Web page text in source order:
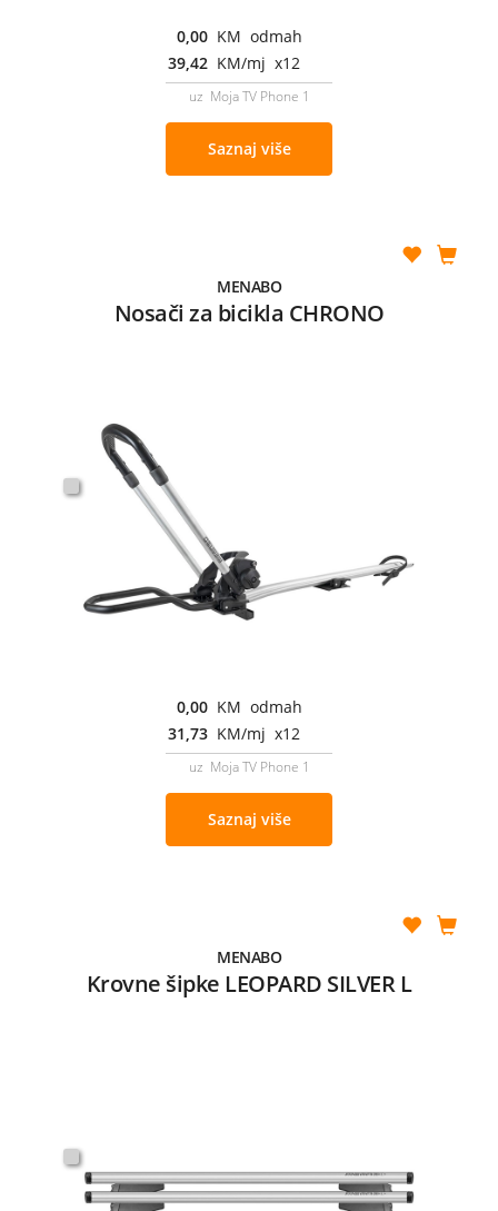
0,00 KM odmah
39,42 KM/mj x12
uz Moja TV Phone 1
Saznaj više
MENABO
Nosači za bicikla CHRONO
0,00 KM odmah
31,73 KM/mj x12
uz Moja TV Phone 1
Saznaj više
MENABO
Krovne šipke LEOPARD SILVER L